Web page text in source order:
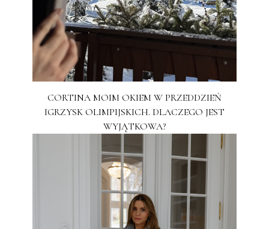
CORTINA MOIM OKIEM W PRZEDDZIEŃ
IGRZYSK OLIMPIJSKICH. DLACZEGO JEST
WYJĄTKOWA?